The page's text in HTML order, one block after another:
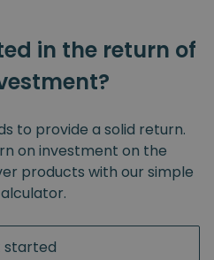
in the return of
to provide a solid return.
on investment on the
products with our simple
started